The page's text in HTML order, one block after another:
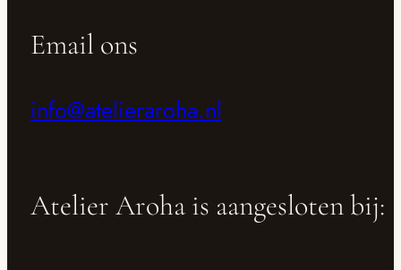
Email ons
info@atelieraroha.nl
Atelier Aroha is aangesloten bij: